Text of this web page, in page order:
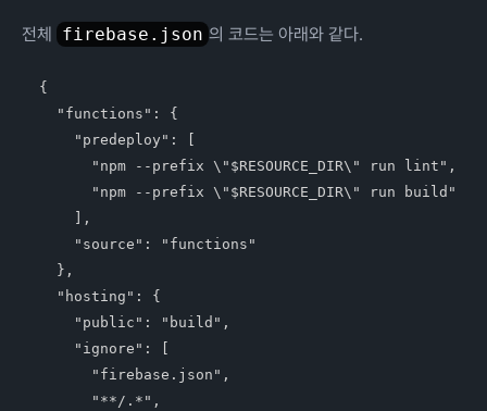
전체 firebase.json 의 코드는 아래와 같다.
{
  "functions": {
    "predeploy": [
      "npm --prefix \"$RESOURCE_DIR\" run lint",
      "npm --prefix \"$RESOURCE_DIR\" run build"
    ],
    "source": "functions"
  },
  "hosting": {
    "public": "build",
    "ignore": [
      "firebase.json",
      "**/.*",